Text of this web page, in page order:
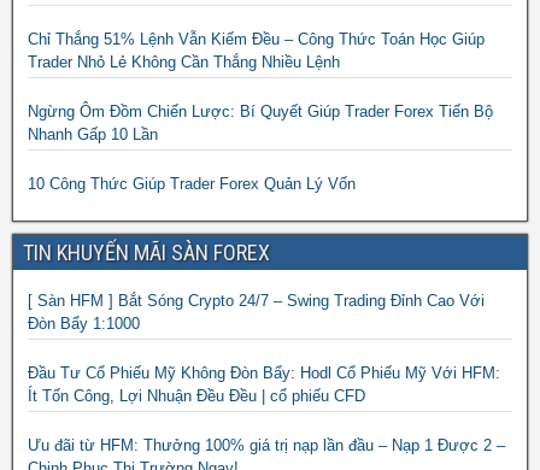
Chỉ Thắng 51% Lệnh Vẫn Kiếm Đều – Công Thức Toán Học Giúp
Trader Nhỏ Lẻ Không Cần Thắng Nhiều Lệnh
Ngừng Ôm Đồm Chiến Lược: Bí Quyết Giúp Trader Forex Tiến Bộ
Nhanh Gấp 10 Lần
10 Công Thức Giúp Trader Forex Quản Lý Vốn
TIN KHUYẾN MÃI SÀN FOREX
[ Sàn HFM ] Bắt Sóng Crypto 24/7 – Swing Trading Đỉnh Cao Với
Đòn Bẩy 1:1000
Đầu Tư Cổ Phiếu Mỹ Không Đòn Bẩy: Hodl Cổ Phiếu Mỹ Với HFM:
Ít Tốn Công, Lợi Nhuận Đều Đều | cổ phiếu CFD
Ưu đãi từ HFM: Thưởng 100% giá trị nạp lần đầu – Nạp 1 Được 2 –